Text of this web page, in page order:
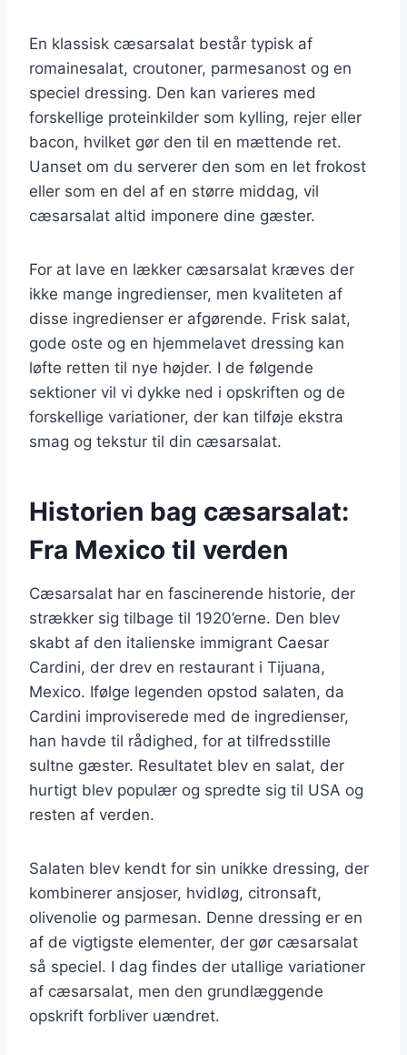
En klassisk cæsarsalat består typisk af
romainesalat, croutoner, parmesanost og en
speciel dressing. Den kan varieres med
forskellige proteinkilder som kylling, rejer eller
bacon, hvilket gør den til en mættende ret.
Uanset om du serverer den som en let frokost
eller som en del af en større middag, vil
cæsarsalat altid imponere dine gæster.
For at lave en lækker cæsarsalat kræves der
ikke mange ingredienser, men kvaliteten af
disse ingredienser er afgørende. Frisk salat,
gode oste og en hjemmelavet dressing kan
løfte retten til nye højder. I de følgende
sektioner vil vi dykke ned i opskriften og de
forskellige variationer, der kan tilføje ekstra
smag og tekstur til din cæsarsalat.
Historien bag cæsarsalat:
Fra Mexico til verden
Cæsarsalat har en fascinerende historie, der
strækker sig tilbage til 1920’erne. Den blev
skabt af den italienske immigrant Caesar
Cardini, der drev en restaurant i Tijuana,
Mexico. Ifølge legenden opstod salaten, da
Cardini improviserede med de ingredienser,
han havde til rådighed, for at tilfredsstille
sultne gæster. Resultatet blev en salat, der
hurtigt blev populær og spredte sig til USA og
resten af verden.
Salaten blev kendt for sin unikke dressing, der
kombinerer ansjoser, hvidløg, citronsaft,
olivenolie og parmesan. Denne dressing er en
af de vigtigste elementer, der gør cæsarsalat
så speciel. I dag findes der utallige variationer
af cæsarsalat, men den grundlæggende
opskrift forbliver uændret.